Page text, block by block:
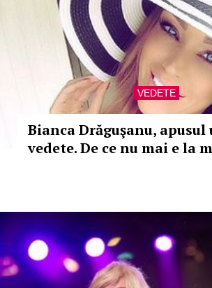
VEDETE
Bianca Drăguşanu, apusul
vedete. De ce nu mai e la